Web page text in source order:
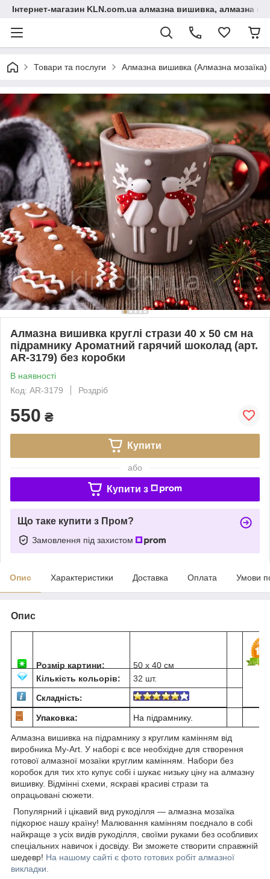
Інтернет-магазин KLN.com.ua алмазна вишивка, алмазна
Товари та послуги Алмазна вишивка (Алмазна мозаїка)
Алмазна вишивка круглі стрази 40 х 50 см на
підрамнику Ароматний гарячий шоколад (арт.
AR-3179) без коробки
В наявності
Код: AR-3179
Роздріб
550 ₴
Купити
або
Купити з
Що таке купити з Пром?
Замовлення під захистом
Опис Характеристики Доставка Оплата Умови
Опис
Розмір картини:
50 х 40 см
Кількість кольорів:
32 шт.
Складність:
Упаковка: На підрамнику.
Алмазна вишивка на підрамнику з круглим камінням від
виробника My-Art. У наборі є все необхідне для створення
готової алмазної мозаїки круглим камінням. Набори без
коробок для тих хто купує собі і шукає низьку ціну на алмазну
вишивку. Відмінні схеми, яскраві красиві стрази та
опрацьовані сюжети.
Популярний і цікавий вид рукоділля ― алмазна мозаїка
підкорює нашу країну! Малювання камінням поєднало в собі
найкраще з усіх видів рукоділля, своїми руками без особливих
спеціальних навичок і досвіду. Ви зможете створити справжній
шедевр! На нашому сайті є фото готових робіт алмазної
викладки.